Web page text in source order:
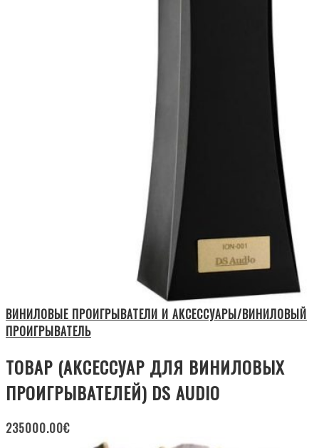
ВИНИЛОВЫЕ ПРОИГРЫВАТЕЛИ И АКСЕССУАРЫ/ВИНИЛОВЫЙ
ПРОИГРЫВАТЕЛЬ
ТОВАР (АКСЕССУАР ДЛЯ ВИНИЛОВЫХ
ПРОИГРЫВАТЕЛЕЙ) DS AUDIO
235000.00€